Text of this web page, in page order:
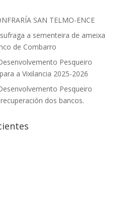
SAN TELMO-ENCE
a sementeira de ameixa
de Combarro
Pesqueiro
a Vixilancia 2025-2026
Pesqueiro
dos bancos.